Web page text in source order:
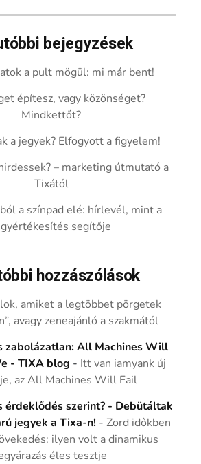
bejegyzések
a pult mögül: mi már bent!
építesz, vagy közönséget?
Mindkettőt?
a jegyek? Elfogyott a figyelem!
– marketing útmutató a
Tixától
a színpad elé: hírlevél, mint a
segítője
hozzászólások
amiket a legtöbbet pörgetek
avagy zeneajánló a szakmától
zabolázatlan: All Machines Will
- TIXA blog - Itt van iamyank új
az All Machines Will Fail
érdeklődés szerint? - Debütáltak
jegyek a Tixa-n! -Zord időkben
ilyen volt a dinamikus
éles tesztje